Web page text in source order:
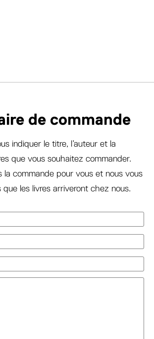
de commande
indiquer le titre, l’auteur et la
que vous souhaitez commander.
la commande pour vous et nous vous
que les livres arriveront chez nous.